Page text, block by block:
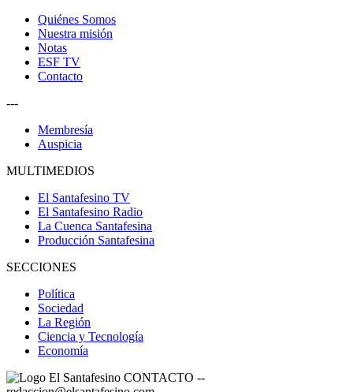
Quiénes Somos
Nuestra misión
Notas
ESF TV
Contacto
---
Membresía
Auspicia
MULTIMEDIOS
El Santafesino TV
El Santafesino Radio
La Cuenca Santafesina
Producción Santafesina
SECCIONES
Política
Sociedad
La Región
Ciencia y Tecnología
Economía
CONTACTO --